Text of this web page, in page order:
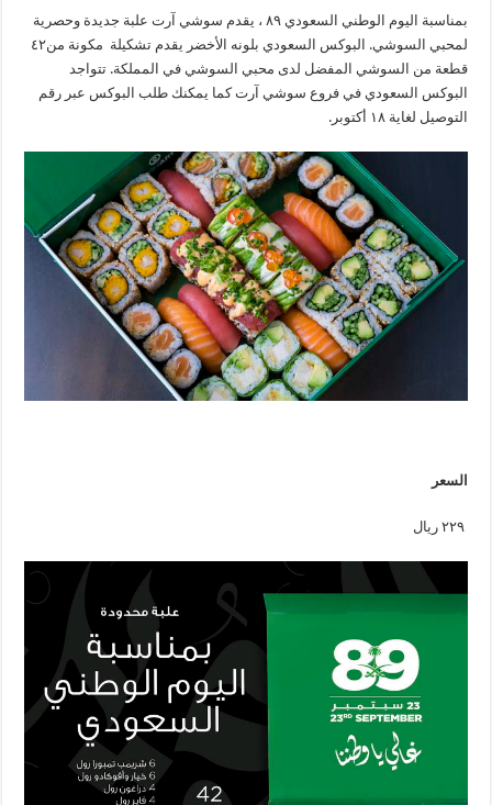
بمناسبة اليوم الوطني السعودي ٨٩ ، يقدم سوشي آرت علبة جديدة وحصرية
لمحبي السوشي. البوكس السعودي بلونه الأخضر يقدم تشكيلة مكونة من٤٢
قطعة من السوشي المفضل لدى محبي السوشي في المملكة. تتواجد
البوكس السعودي في فروع سوشي آرت كما يمكنك طلب البوكس عبر رقم
التوصيل لغاية ١٨ أكتوبر.
السعر